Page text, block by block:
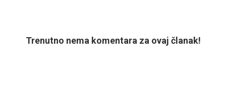
Trenutno nema komentara za ovaj članak!